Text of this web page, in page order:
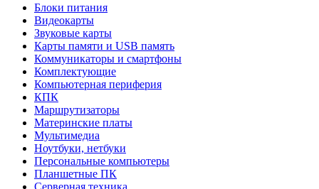
Блоки питания
Видеокарты
Звуковые карты
Карты памяти и USB память
Коммуникаторы и смартфоны
Комплектующие
Компьютерная периферия
КПК
Маршрутизаторы
Материнские платы
Мультимедиа
Ноутбуки, нетбуки
Персональные компьютеры
Планшетные ПК
Серверная техника